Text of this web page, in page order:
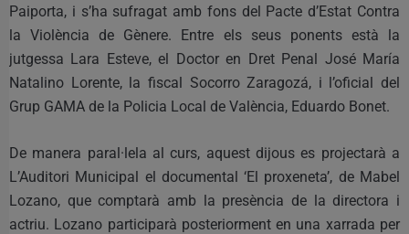
Paiporta, i s’ha sufragat amb fons del Pacte d’Estat Contra
la Violència de Gènere. Entre els seus ponents està la
jutgessa Lara Esteve, el Doctor en Dret Penal José María
Natalino Lorente, la fiscal Socorro Zaragozá, i l’oficial del
Grup GAMA de la Policia Local de València, Eduardo Bonet.
De manera paral·lela al curs, aquest dijous es projectarà a
L’Auditori Municipal el documental ‘El proxeneta’, de Mabel
Lozano, que comptarà amb la presència de la directora i
actriu. Lozano participarà posteriorment en una xarrada per